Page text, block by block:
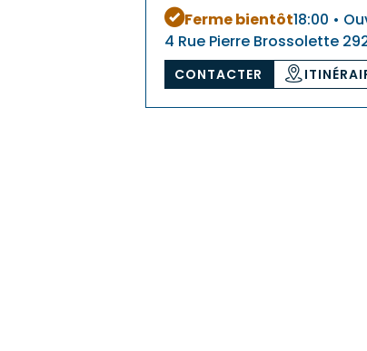
Ferme bientôt18:00 •
4 Rue Pierre Brossolette
CONTACTER